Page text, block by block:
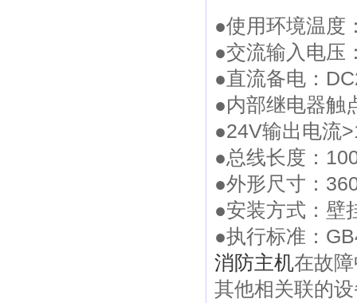
●使用环境温
●交流输入电压
●直流备电：
●内部继电器触
●24V输出电流
●总线长度：
●外形尺寸：
●安装方式：壁
●执行标准：
消防主机在故
其他相关联的